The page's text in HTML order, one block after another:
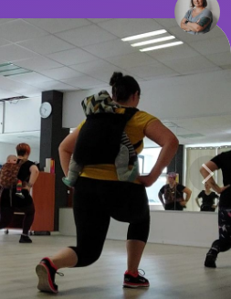
about me here...
Es ist eine Anmeldung